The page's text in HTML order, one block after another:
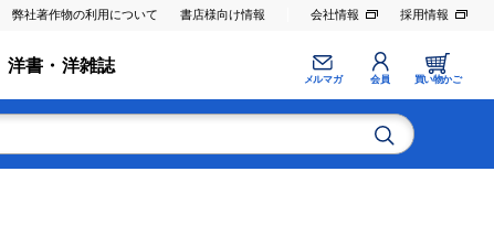
弊社著作物の利用について 書店様向け情報 会社情報 採用情報
洋書・洋雑誌
メルマガ 会員 買い物かご